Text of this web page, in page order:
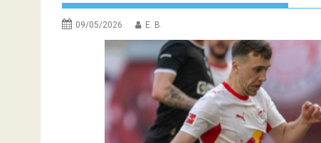
09/05/2026 E. B.